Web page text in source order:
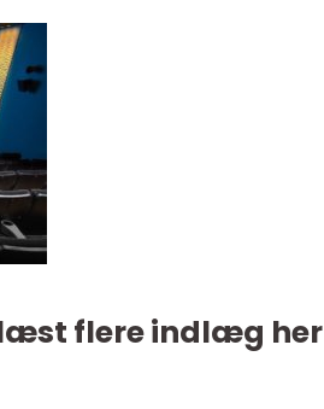
flere indlæg her